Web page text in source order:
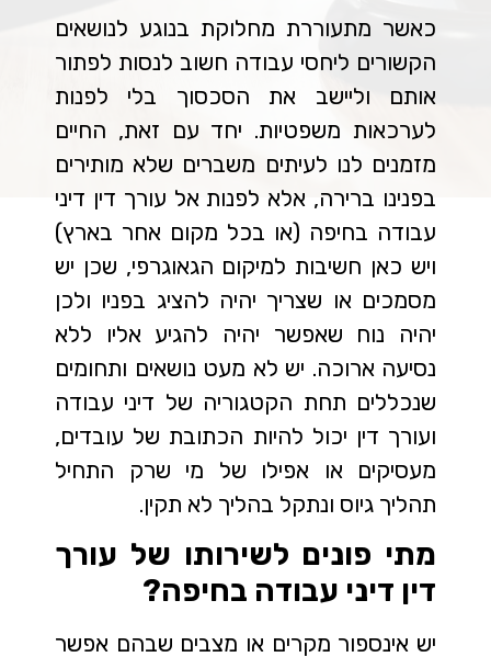
כאשר מתעוררת מחלוקת בנוגע לנושאים
הקשורים ליחסי עבודה חשוב לנסות לפתור
אותם וליישב את הסכסוך בלי לפנות
לערכאות משפטיות. יחד עם זאת, החיים
מזמנים לנו לעיתים משברים שלא מותירים
בפנינו ברירה, אלא לפנות אל עורך דין דיני
עבודה בחיפה (או בכל מקום אחר בארץ)
ויש כאן חשיבות למיקום הגאוגרפי, שכן יש
מסמכים או שצריך יהיה להציג בפניו ולכן
יהיה נוח שאפשר יהיה להגיע אליו ללא
נסיעה ארוכה. יש לא מעט נושאים ותחומים
שנכללים תחת הקטגוריה של דיני עבודה
ועורך דין יכול להיות הכתובת של עובדים,
מעסיקים או אפילו של מי שרק התחיל
תהליך גיוס ונתקל בהליך לא תקין.
מתי פונים לשירותו של עורך
דין דיני עבודה בחיפה?
יש אינספור מקרים או מצבים שבהם אפשר